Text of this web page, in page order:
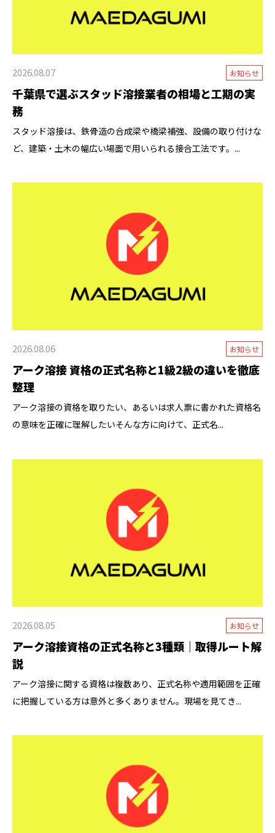
2026.08.07 お知らせ
千葉県で選ぶスタッド溶接業者の相場と工期の実
務
スタッド溶接は、鉄骨造の合成梁や橋梁補強、設備の取り付けな
ど、建築・土木の幅広い場面で用いられる接合工法です。...
2026.08.06 お知らせ
アーク溶接 資格の正式名称と1級2級の違いを徹底
整理
アーク溶接の資格を取りたい、あるいは求人票に書かれた資格名
の意味を正確に理解したい――そんな方に向けて、正式名...
2026.08.05 お知らせ
アーク溶接資格の正式名称と3種類｜取得ルート解
説
アーク溶接に関する資格は複数あり、正式名称や適用範囲を正確
に把握している方は意外と多くありません。現場を見てき...